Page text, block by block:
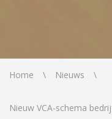
Home Nieuws
Nieuw VCA-schema